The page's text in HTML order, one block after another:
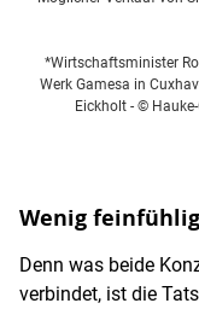
*Wirtschaftsminister
Werk Gamesa in
Eickholt- ©
Wenig
Denn was beide
verbindet, ist die